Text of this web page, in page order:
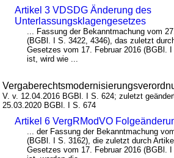
Artikel 3 VDSDG Änderung des
Unterlassungsklagengesetzes
... Fassung der Bekanntmachung vom
(BGBl. I S. 3422, 4346), das zuletzt
Gesetzes vom 17. Februar 2016 (BGBl.
ist, wird wie ...
V. v. 12.04.2016 BGBl. I S. 624; zuletzt
25.03.2020 BGBl. I S. 674
Artikel 6 VergRModVO
... der Fassung der Bekanntmachung
(BGBl. I S. 3162), die zuletzt durch
Gesetzes vom 17. Februar 2016 (BGBl.